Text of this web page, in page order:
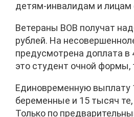
детям-инвалидам и лицам
Ветераны ВОВ получат
рублей. На
предусмотрена доплата в
это студент очной формы,
Единовременную выплату
беременные и 15 тысяч те,
Только по